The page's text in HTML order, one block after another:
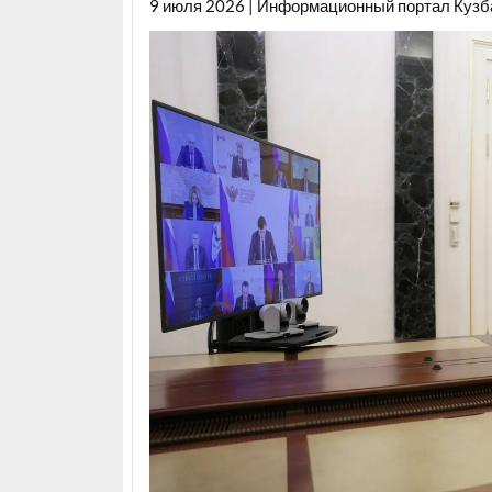
9 июля 2026 | Информационный портал